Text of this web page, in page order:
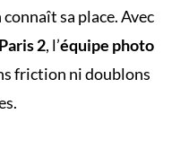
sa place. Avec
2, l’équipe photo
friction ni doublons